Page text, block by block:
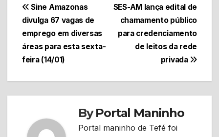
Navegação
de
Post
SES-AM lança edital de
chamamento público
para credenciamento
de leitos da rede
privada
Sine Amazonas
divulga 67 vagas de
emprego em diversas
áreas para esta sexta-
feira (14/01)
ByPortal Maninho
Portal maninho de Tefé foi